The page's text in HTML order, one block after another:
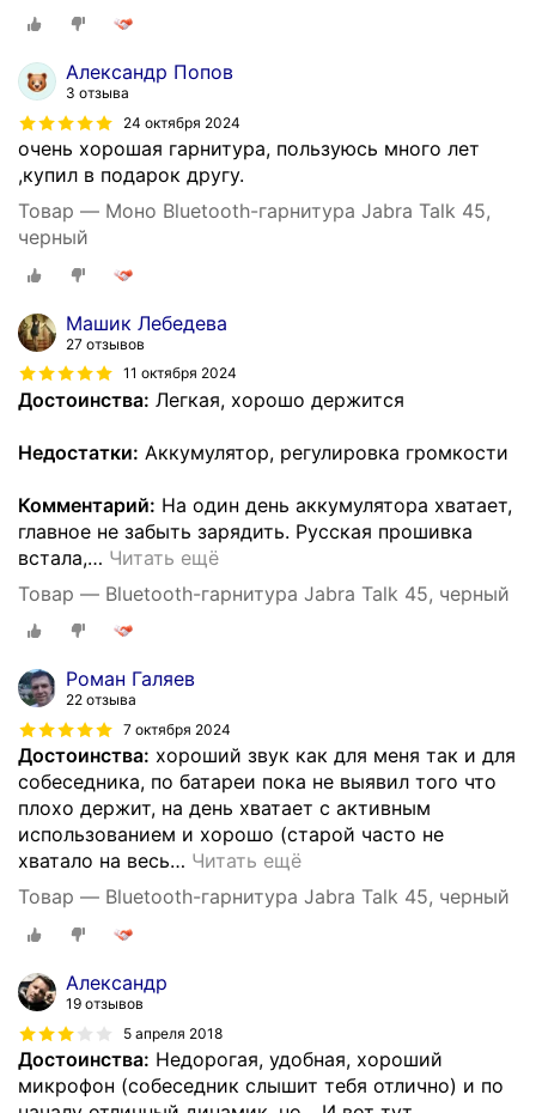
Александр Попов
3 отзыва
24 октября 2024
очень хорошая гарнитура, пользуюсь много лет
,купил в подарок другу.
Товар — Моно Bluetooth-гарнитура Jabra Talk 45,
черный
Машик Лебедева
27 отзывов
11 октября 2024
Достоинства: Легкая, хорошо держится
Недостатки: Аккумулятор, регулировка громкости
Комментарий: На один день аккумулятора хватает,
главное не забыть зарядить. Русская прошивка
встала,… Читать ещё
Товар — Bluetooth-гарнитура Jabra Talk 45, черный
Роман Галяев
22 отзыва
7 октября 2024
Достоинства: хороший звук как для меня так и для
собеседника, по батареи пока не выявил того что
плохо держит, на день хватает с активным
использованием и хорошо (старой часто не
хватало на весь… Читать ещё
Товар — Bluetooth-гарнитура Jabra Talk 45, черный
Александр
19 отзывов
5 апреля 2018
Достоинства: Недорогая, удобная, хороший
микрофон (собеседник слышит тебя отлично) и по